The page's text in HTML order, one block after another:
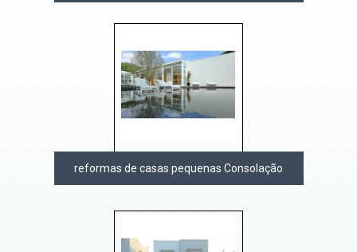
reformas de casas pequenas Consolação